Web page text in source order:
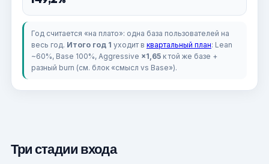
Год считается «на плато»: одна база пользователей на
весь год. Итого год 1 уходит в квартальный план: Lean
~60%, Base 100%, Aggressive ×1,65к той же базе +
разный burn (см. блок «смысл vs Base»).
Три стадии входа